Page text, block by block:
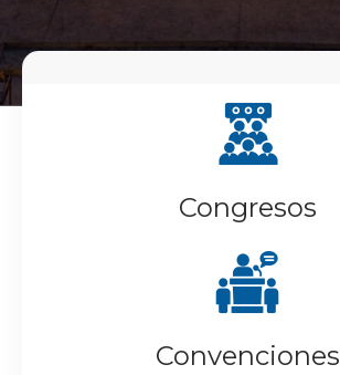
Congresos
Convenciones